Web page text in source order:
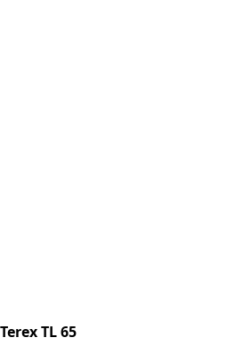
Terex TL 65